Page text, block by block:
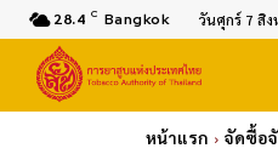
28.4 C Bangkok วันศุกร์ 7 สิ
หน้าแรก จัดซื้อ